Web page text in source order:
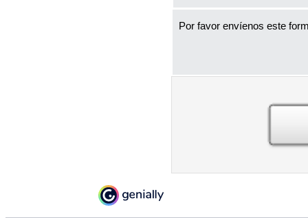
Por favor envíenos este